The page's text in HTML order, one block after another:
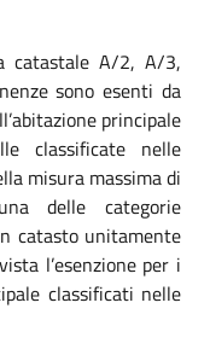
catastale A/2, A/3,
sono esenti da
principale
classificate nelle
misura massima di
delle categorie
catasto unitamente
l’esenzione per i
classificati nelle